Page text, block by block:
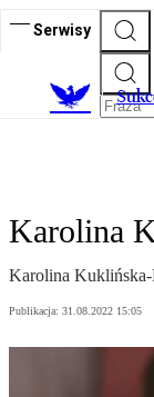
Serwisy
S
Karolina
Karolina Kuklińska-
Publikacja: 31.08.2022 15:05